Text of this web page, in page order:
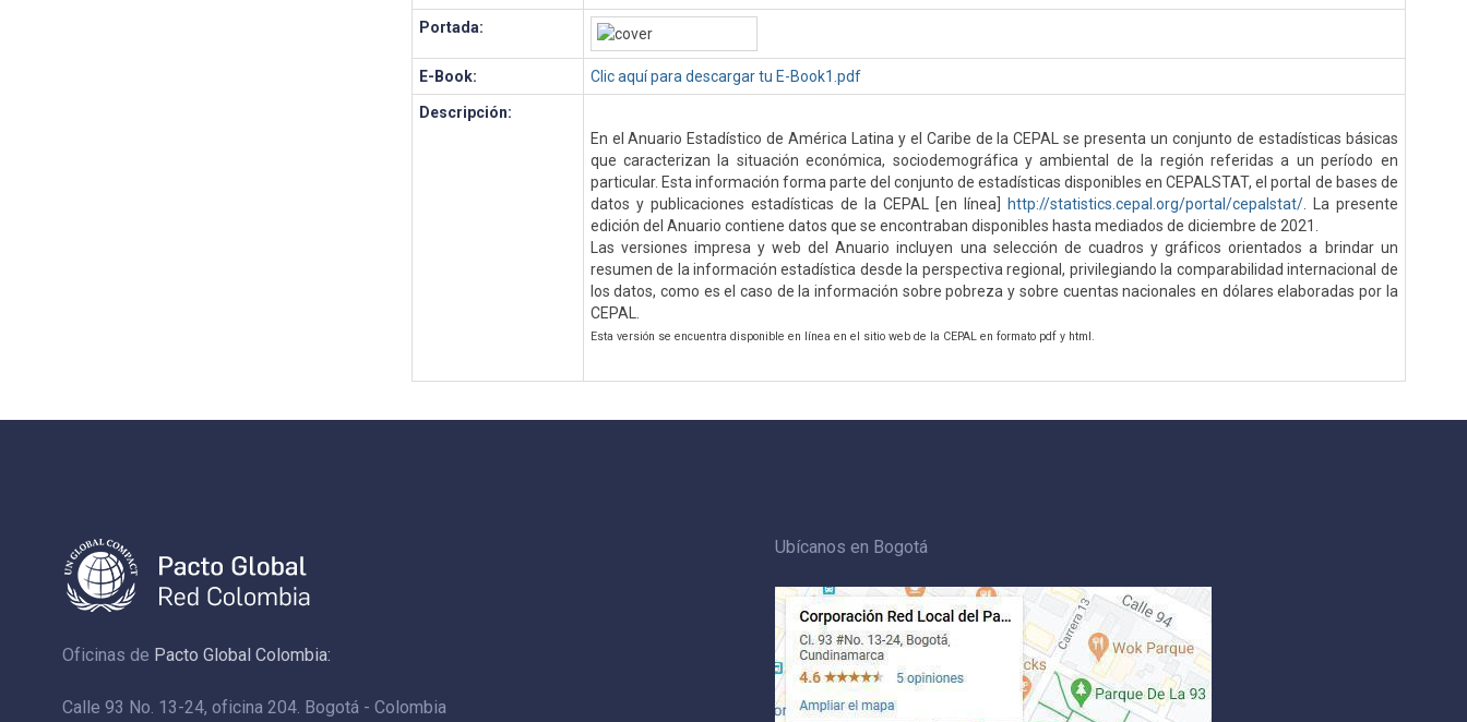
Portada:
E-Book: Clic aquí para descargar tu E-Book1.pdf
Descripción:
En el Anuario Estadístico de América Latina y el Caribe de la CEPAL se presenta un conjunto de estadísticas básicas
que caracterizan la situación económica, sociodemográfica y ambiental de la región referidas a un período en
particular. Esta información forma parte del conjunto de estadísticas disponibles en CEPALSTAT, el portal de bases de
datos y publicaciones estadísticas de la CEPAL [en línea]
http://statistics.cepal.org/portal/cepalstat/. La presente
edición del Anuario contiene datos que se encontraban disponibles hasta mediados de diciembre de 2021.
Las versiones impresa y web del Anuario incluyen una selección de cuadros y gráficos orientados a brindar un
resumen de la información estadística desde la perspectiva regional, privilegiando la comparabilidad internacional de
los datos, como es el caso de la información sobre pobreza y sobre cuentas nacionales en dólares elaboradas por la
CEPAL.
Esta versión se encuentra disponible en línea en el sitio web de la CEPAL en formato pdf y html.
Oficinas de Pacto Global Colombia:
Calle 93 No. 13-24, oficina 204. Bogotá - Colombia
Ubícanos en Bogotá